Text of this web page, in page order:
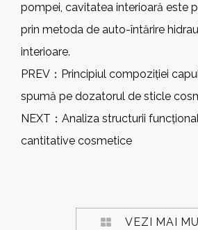
pompei, cavitatea interioară este
prin metoda de auto-întărire
interioare.
PREV： Principiul compoziției
spumă pe dozatorul de sticle
NEXT： Analiza structurii
cantitative cosmetice
VEZI MAI